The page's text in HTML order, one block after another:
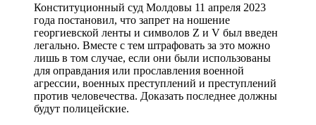
Конституционный суд Молдовы 11 апреля 2023
года постановил, что запрет на ношение
георгиевской ленты и символов Z и V был введен
легально. Вместе с тем штрафовать за это можно
лишь в том случае, если они были использованы
для оправдания или прославления военной
агрессии, военных преступлений и преступлений
против человечества. Доказать последнее должны
будут полицейские.